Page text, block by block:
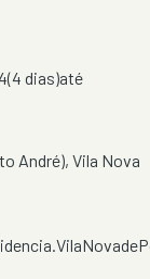
(4 dias)até
André), Vila Nova